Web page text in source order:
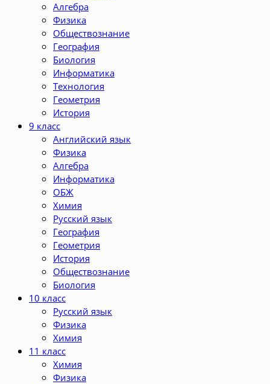
Алгебра
Физика
Обществознание
География
Биология
Информатика
Технология
Геометрия
История
9 класс
Английский язык
Физика
Алгебра
Информатика
ОБЖ
Химия
Русский язык
География
Геометрия
История
Обществознание
Биология
10 класс
Русский язык
Физика
Химия
11 класс
Химия
Физика